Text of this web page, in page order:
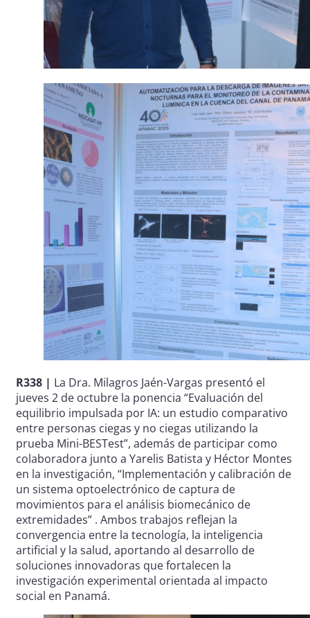
R338 | La Dra. Milagros Jaén-Vargas presentó el
jueves 2 de octubre la ponencia “Evaluación del
equilibrio impulsada por IA: un estudio comparativo
entre personas ciegas y no ciegas utilizando la
prueba Mini-BESTest”, además de participar como
colaboradora junto a Yarelis Batista y Héctor Montes
en la investigación, “Implementación y calibración de
un sistema optoelectrónico de captura de
movimientos para el análisis biomecánico de
extremidades” . Ambos trabajos reflejan la
convergencia entre la tecnología, la inteligencia
artificial y la salud, aportando al desarrollo de
soluciones innovadoras que fortalecen la
investigación experimental orientada al impacto
social en Panamá.